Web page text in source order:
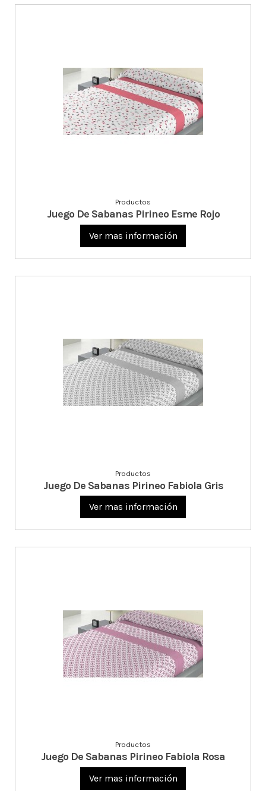
Productos
Juego De Sabanas Pirineo Esme Rojo
Ver mas información
Productos
Juego De Sabanas Pirineo Fabiola Gris
Ver mas información
Productos
Juego De Sabanas Pirineo Fabiola Rosa
Ver mas información